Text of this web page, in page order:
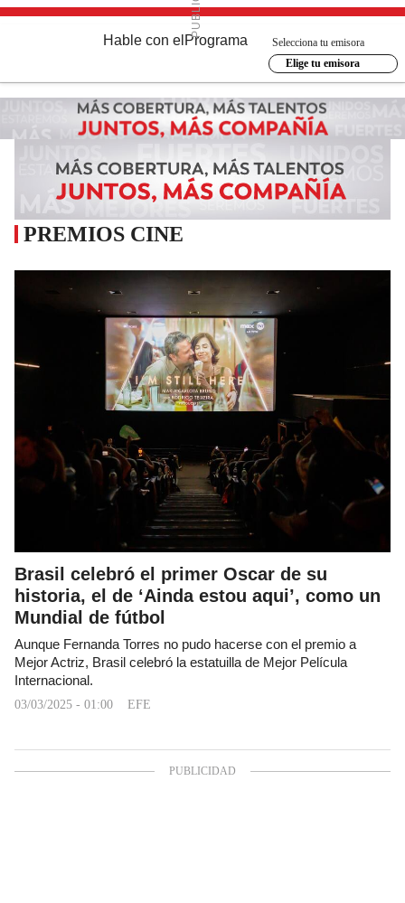
Hable con el Programa
Selecciona tu emisora
Elige tu emisora
PREMIOS CINE
Brasil celebró el primer Oscar de su
historia, el de ‘Ainda estou aqui’, como un
Mundial de fútbol
Aunque Fernanda Torres no pudo hacerse con el premio a
Mejor Actriz, Brasil celebró la estatuilla de Mejor Película
Internacional.
03/03/2025 - 01:00 EFE